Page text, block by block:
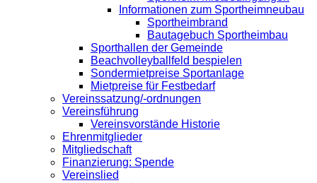
Informationen zum Sportheimneubau
Sportheimbrand
Bautagebuch Sportheimbau
Sporthallen der Gemeinde
Beachvolleyballfeld bespielen
Sondermietpreise Sportanlage
Mietpreise für Festbedarf
Vereinssatzung/-ordnungen
Vereinsführung
Vereinsvorstände Historie
Ehrenmitglieder
Mitgliedschaft
Finanzierung: Spende
Vereinslied